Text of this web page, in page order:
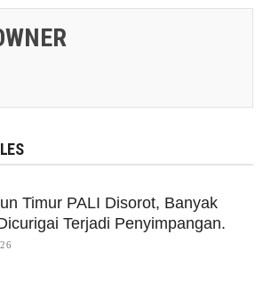
Timur PALI Disorot, Banyak
Terjadi Penyimpangan.